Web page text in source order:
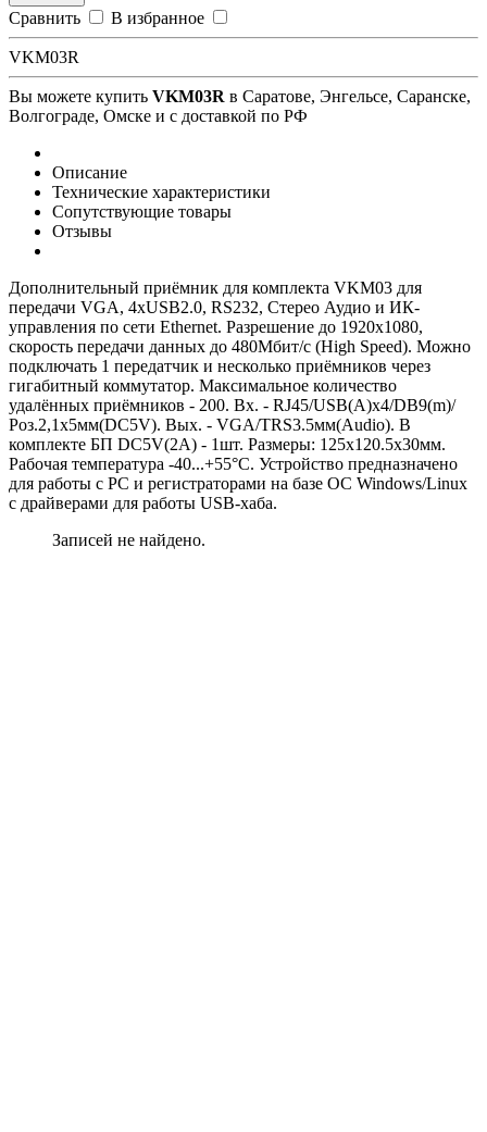
Сравнить В избранное
VKM03R
Вы можете купить VKM03R в Саратове, Энгельсе, Саранске,
Волгограде, Омске и с доставкой по РФ
Описание
Технические характеристики
Сопутствующие товары
Отзывы
Дополнительный приёмник для комплекта VKM03 для
передачи VGA, 4xUSB2.0, RS232, Стерео Аудио и ИК-
управления по сети Ethernet. Разрешение до 1920х1080,
cкорость передачи данных до 480Мбит/с (High Speed). Можно
подключать 1 передатчик и несколько приёмников через
гигабитный коммутатор. Максимальное количество
удалённых приёмников - 200. Вх. - RJ45/USB(A)x4/DB9(m)/
Роз.2,1х5мм(DC5V). Вых. - VGA/TRS3.5мм(Audio). В
комплекте БП DC5V(2А) - 1шт. Размеры: 125х120.5х30мм.
Рабочая температура -40...+55°C. Устройство предназначено
для работы с PC и регистраторами на базе ОС Windows/Linux
с драйверами для работы USB-хаба.
Записей не найдено.